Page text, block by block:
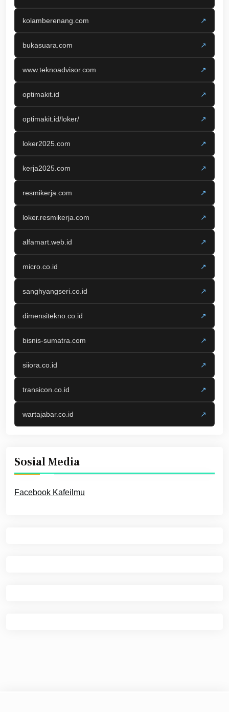
kolamberenang.com ↗
bukasuara.com ↗
www.teknoadvisor.com ↗
optimakit.id ↗
optimakit.id/loker/ ↗
loker2025.com ↗
kerja2025.com ↗
resmikerja.com ↗
loker.resmikerja.com ↗
alfamart.web.id ↗
micro.co.id ↗
sanghyangseri.co.id ↗
dimensitekno.co.id ↗
bisnis-sumatra.com ↗
siiora.co.id ↗
transicon.co.id ↗
wartajabar.co.id ↗
Sosial Media
Facebook Kafeilmu